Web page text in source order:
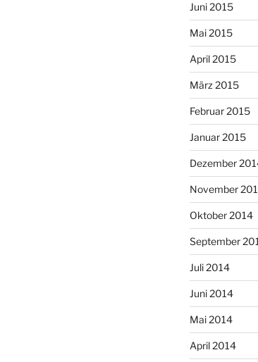
Juni 2015
Mai 2015
April 2015
März 2015
Februar 2015
Januar 2015
Dezember
November
Oktober 2014
September
Juli 2014
Juni 2014
Mai 2014
April 2014